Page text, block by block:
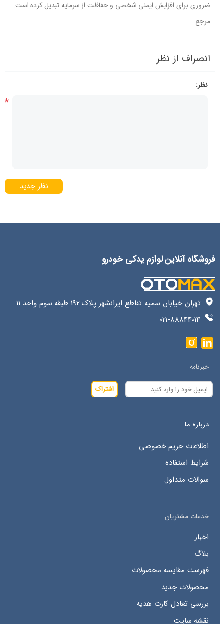
ضروری برای افزایش ایمنی شخصی و حفاظت از سرمایه تبدیل کرده است.
مرجع
انصراف از نظر
نظر:
*
نظر جدید
فروشگاه آنلاین لوازم یدکی خودرو
تهران خیابان سمیه تقاطع ایرانشهر پلاک 192 طبقه سوم واحد 11
021-88844014
خبرنامه
اشتراک
درباره ما
اطلاعات حریم خصوصی
شرایط استفاده
سوالات متداول
خدمات مشتریان
اخبار
بلاگ
فهرست مقایسه محصولات
محصولات جدید
بررسی تعادل کارت هدیه
نقشه سایت